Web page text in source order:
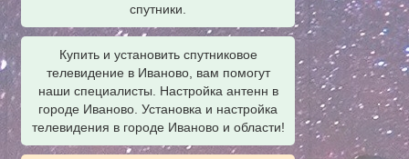
спутники.
Купить и установить спутниковое
телевидение в Иваново, вам помогут
наши специалисты. Настройка антенн в
городе Иваново. Установка и настройка
телевидения в городе Иваново и области!